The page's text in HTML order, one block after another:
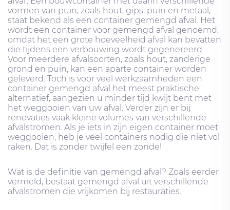
vormen van puin, zoals hout, gips, puin en metaal,
staat bekend als een container gemengd afval. Het
wordt een container voor gemengd afval genoemd,
omdat het een grote hoeveelheid afval kan bevatten
die tijdens een verbouwing wordt gegenereerd.
Voor meerdere afvalsoorten, zoals hout, zanderige
grond en puin, kan een aparte container worden
geleverd. Toch is voor veel werkzaamheden een
container gemengd afval het meest praktische
alternatief, aangezien u minder tijd kwijt bent met
het weggooien van uw afval. Verder zijn er bij
renovaties vaak kleine volumes van verschillende
afvalstromen. Als je iets in zijn eigen container moet
weggooien, heb je veel containers nodig die niet vol
raken. Dat is zonder twijfel een zonde!
Wat is de definitie van gemengd afval? Zoals eerder
vermeld, bestaat gemengd afval uit verschillende
afvalstromen die vrijkomen bij restauraties.